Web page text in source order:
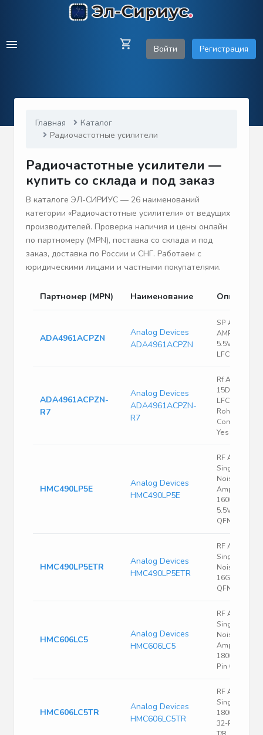
Войти Регистрация
Главная
Каталог
Радиочастотные усилители
Радиочастотные усилители —
купить со склада и под заказ
В каталоге ЭЛ-СИРИУС — 26 наименований
категории «Радиочастотные усилители» от ведущих
производителей. Проверка наличия и цены онлайн
по партномеру (MPN), поставка со склада и под
заказ, доставка по России и СНГ. Работаем с
юридическими лицами и частными покупателями.
Партномер (MPN) Наименование Описание
ADA4961ACPZN
Analog Devices
ADA4961ACPZN
SP Amp DIFF
AMP Single
5.5V 24-Pin
LFCSP EP
ADA4961ACPZN-
R7
Analog Devices
ADA4961ACPZN-
R7
Rf Amplifier,
15DB,
LFCSP-EP-24
Rohs
Compliant:
Yes
HMC490LP5E
Analog Devices
HMC490LP5E
RF Amp Chip
Single Low
Noise
Amplifier
16000MHz
5.5V 32-Pin
QFN Bulk
HMC490LP5ETR
Analog Devices
HMC490LP5ETR
RF Amp Chip
Single Low
Noise Amp
16GHz 32-Pin
QFN T/R
HMC606LC5
Analog Devices
HMC606LC5
RF Amp Chip
Single Low
Noise
Amplifier
18000MHz
Pin QFN Bulk
HMC606LC5TR
Analog Devices
HMC606LC5TR
RF Amp Chip
Single GP
18000MHz 7V
32-Pin QFN